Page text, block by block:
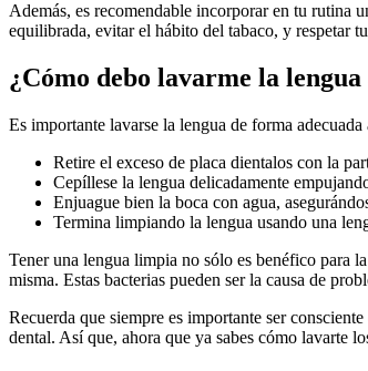
Además, es recomendable incorporar en tu rutina
equilibrada,‌ evitar el hábito ​del tabaco,‌ y respetar
¿Cómo debo lavarme la
Es importante lavarse⁢ la lengua de forma​
Retire ⁣el exceso de placa dientalos con la
Cepíllese ⁣la lengua delicadamente
Enjuague bien la boca con agua,
Termina limpiando la lengua usando una
Tener una ⁢lengua limpia no sólo es benéfico ‍para
misma. Estas bacterias pueden ser la causa de
Recuerda que siempre es importante ser
dental. Así que, ⁣ahora que ya sabes cómo lavarte